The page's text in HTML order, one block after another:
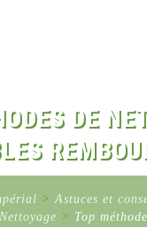
DE
>Astuces et
Nettoyage > Top